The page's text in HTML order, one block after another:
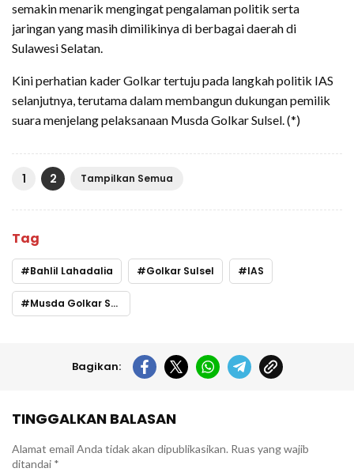
semakin menarik mengingat pengalaman politik serta
jaringan yang masih dimilikinya di berbagai daerah di
Sulawesi Selatan.
Kini perhatian kader Golkar tertuju pada langkah politik IAS
selanjutnya, terutama dalam membangun dukungan pemilik
suara menjelang pelaksanaan Musda Golkar Sulsel. (*)
1 2 Tampilkan Semua
Tag
Bahlil Lahadalia Golkar Sulsel IAS
Musda Golkar Sulsel
Bagikan:
TINGGALKAN BALASAN
Alamat email Anda tidak akan dipublikasikan. Ruas yang wajib
ditandai *